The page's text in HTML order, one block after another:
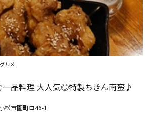
一品料理 大人気◎特製ちきん南蛮♪
松市園町ロ46-1
ルメ